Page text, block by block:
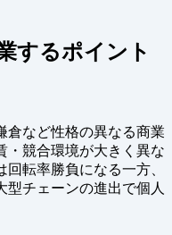
するポイント
倉など性格の異なる商業
・競合環境が大きく異な
転率勝負になる一方、
チェーンの進出で個人